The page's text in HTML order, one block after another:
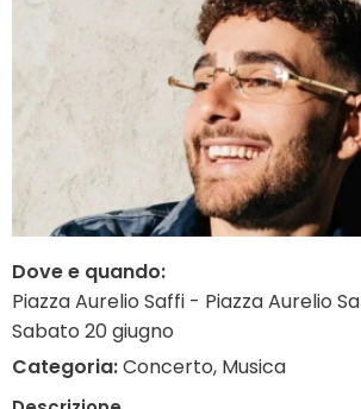
Dove e quando:
Piazza Aurelio Saffi - Piazza Aurelio
Sabato 20 giugno
Categoria:Concerto, Musica